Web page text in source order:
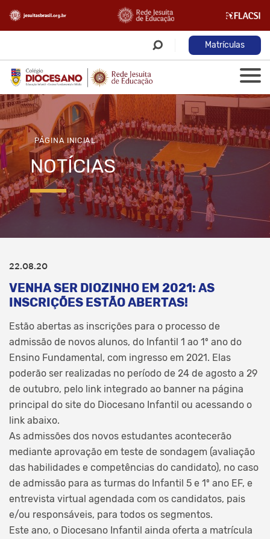
Matrículas
PÁGINA INICIAL
NOTÍCIAS
22.08.20
VENHA SER DIOZINHO EM 2021: AS
INSCRIÇÕES ESTÃO ABERTAS!
Estão abertas as inscrições para o processo de
admissão de novos alunos, do Infantil 1 ao 1º ano do
Ensino Fundamental, com ingresso em 2021. Elas
poderão ser realizadas no período de 24 de agosto a 29
de outubro, pelo link integrado ao banner na página
principal do site do Diocesano Infantil ou acessando o
link abaixo.
As admissões dos novos estudantes acontecerão
mediante aprovação em teste de sondagem (avaliação
das habilidades e competências do candidato), no caso
de admissão para as turmas do Infantil 5 e 1º ano EF, e
entrevista virtual agendada com os candidatos, pais
e/ou responsáveis, para todos os segmentos.
Este ano, o Diocesano Infantil ainda oferta a matrícula